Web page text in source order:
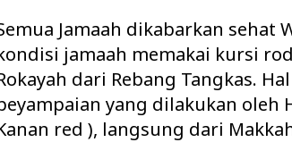
Jamaah dikabarkan sehat
jamaah memakai kursi
dari Rebang Tangkas.
yang dilakukan oleh
red ), langsung dari